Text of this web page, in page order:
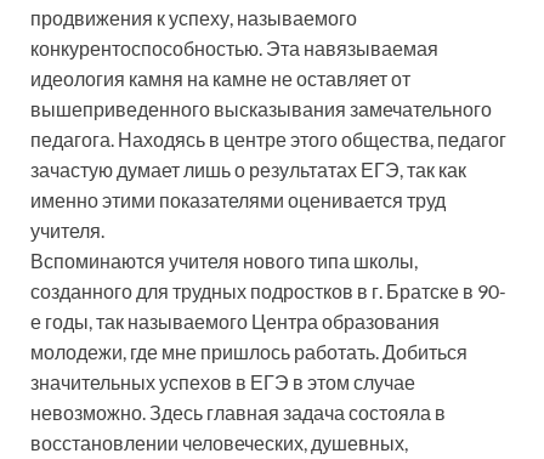
продвижения к успеху, называемого
конкурентоспособностью. Эта навязываемая
идеология камня на камне не оставляет от
вышеприведенного высказывания замечательного
педагога. Находясь в центре этого общества, педагог
зачастую думает лишь о результатах ЕГЭ, так как
именно этими показателями оценивается труд
учителя.
Вспоминаются учителя нового типа школы,
созданного для трудных подростков в г. Братске в 90-
е годы, так называемого Центра образования
молодежи, где мне пришлось работать. Добиться
значительных успехов в ЕГЭ в этом случае
невозможно. Здесь главная задача состояла в
восстановлении человеческих, душевных,